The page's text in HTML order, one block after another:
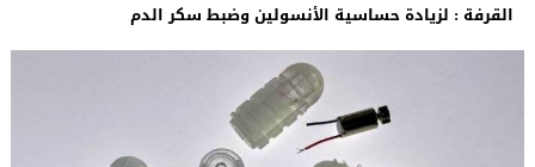
القرفة : لزيادة حساسية الأنسولين وضبط سكر الدم